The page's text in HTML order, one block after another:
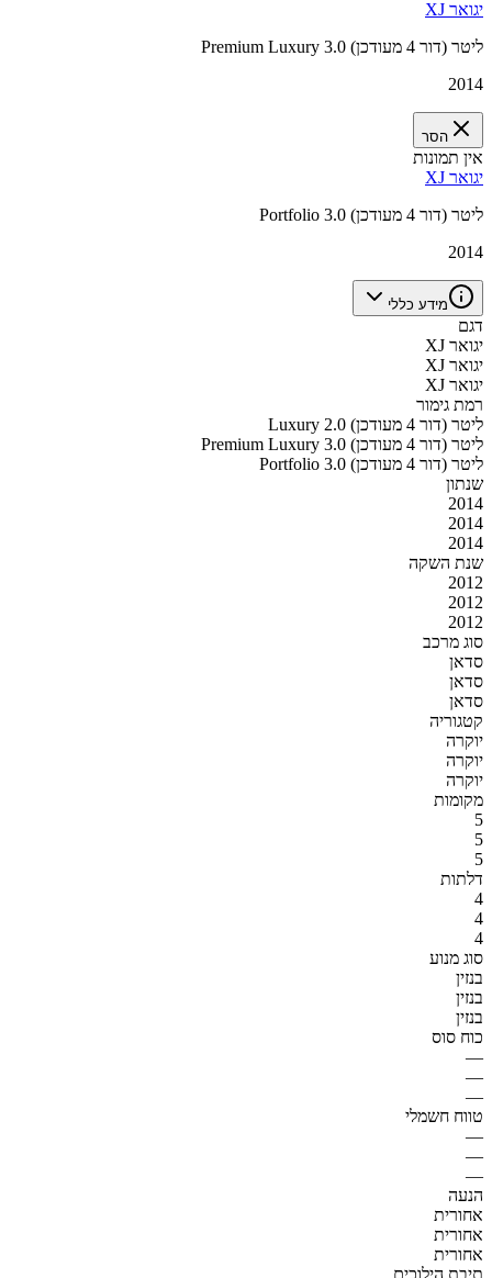
יגואר XJ
Premium Luxury 3.0 ליטר (דור 4 מעודכן)
2014
הסר
אין תמונות
יגואר XJ
Portfolio 3.0 ליטר (דור 4 מעודכן)
2014
מידע כללי
דגם
יגואר XJ
יגואר XJ
יגואר XJ
רמת גימור
Luxury 2.0 ליטר (דור 4 מעודכן)
Premium Luxury 3.0 ליטר (דור 4 מעודכן)
Portfolio 3.0 ליטר (דור 4 מעודכן)
שנתון
2014
2014
2014
שנת השקה
2012
2012
2012
סוג מרכב
סדאן
סדאן
סדאן
קטגוריה
יוקרה
יוקרה
יוקרה
מקומות
5
5
5
דלתות
4
4
4
סוג מנוע
בנזין
בנזין
בנזין
כוח סוס
—
—
—
טווח חשמלי
—
—
—
הנעה
אחורית
אחורית
אחורית
תיבת הילוכים